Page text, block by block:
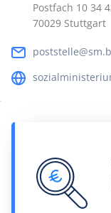
Postfach 10 34
70029 Stuttgart